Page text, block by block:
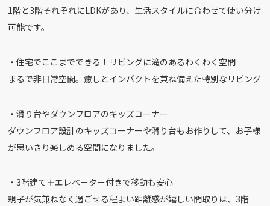
1階と3階それぞれにLDKがあり、生活スタイルに合わせて使い分け
可能です。
・住宅でここまでできる！リビングに滝のあるわくわく空間
まるで非日常空間。癒しとインパクトを兼ね備えた特別なリビング
・滑り台やダウンフロアのキッズコーナー
ダウンフロア設計のキッズコーナーや滑り台もお作りして、お子様
が思いきり楽しめる空間になりました。
・3階建て＋エレベーター付きで移動も安心
親子が気兼ねなく過ごせる程よい距離感が嬉しい間取りは、3階